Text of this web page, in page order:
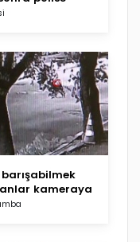
kameraya